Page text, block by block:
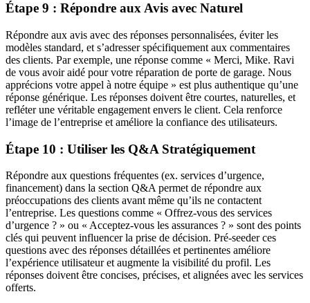
Étape 9 : Répondre aux Avis avec Naturel
Répondre aux avis avec des réponses personnalisées, éviter les
modèles standard, et s’adresser spécifiquement aux commentaires
des clients. Par exemple, une réponse comme « Merci, Mike. Ravi
de vous avoir aidé pour votre réparation de porte de garage. Nous
apprécions votre appel à notre équipe » est plus authentique qu’une
réponse générique. Les réponses doivent être courtes, naturelles, et
refléter une véritable engagement envers le client. Cela renforce
l’image de l’entreprise et améliore la confiance des utilisateurs.
Étape 10 : Utiliser les Q&A Stratégiquement
Répondre aux questions fréquentes (ex. services d’urgence,
financement) dans la section Q&A permet de répondre aux
préoccupations des clients avant même qu’ils ne contactent
l’entreprise. Les questions comme « Offrez-vous des services
d’urgence ? » ou « Acceptez-vous les assurances ? » sont des points
clés qui peuvent influencer la prise de décision. Pré-seeder ces
questions avec des réponses détaillées et pertinentes améliore
l’expérience utilisateur et augmente la visibilité du profil. Les
réponses doivent être concises, précises, et alignées avec les services
offerts.